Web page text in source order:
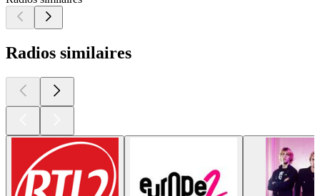
Radios similaires